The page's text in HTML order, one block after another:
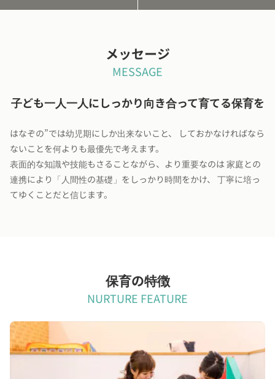
メッセージ
MESSAGE
子ども一人一人にしっかり向き合って育てる保育を
はなぞの”では幼児期にしか出来ないこと、 しておかなければなら
ないことを何よりも最優先で考えます。
表面的な知識や技能もさることながら、より重要なのは 家庭との
連携により「人間性の基礎」をしっかり時間をかけ、 丁寧に培っ
てゆくことだと信じます。
保育の特徴
NURTURE FEATURE